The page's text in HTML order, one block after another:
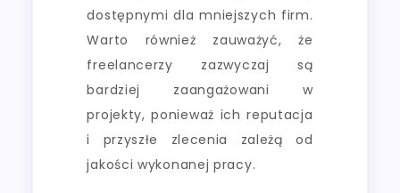
dostępnymi dla mniejszych firm.
Warto również zauważyć, że
freelancerzy zazwyczaj są
bardziej zaangażowani w
projekty, ponieważ ich reputacja
i przyszłe zlecenia zależą od
jakości wykonanej pracy.